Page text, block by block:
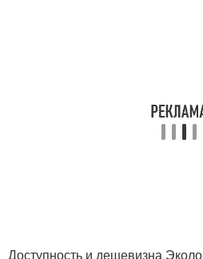
Доступность и дешевизна